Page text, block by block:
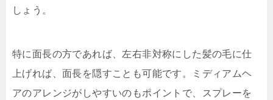
しょう。
特に面長の方であれば、左右非対称にした髪の毛に仕
上げれば、面長を隠すことも可能です。ミディアムヘ
アのアレンジがしやすいのもポイントで、スプレーを